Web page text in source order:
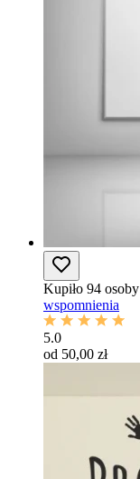
Kupiło 94 osoby
wspomnienia
5.0
od 50,00 zł